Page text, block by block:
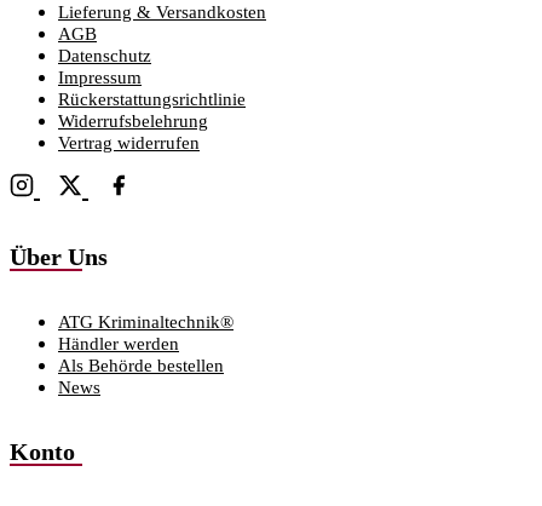
Lieferung & Versandkosten
AGB
Datenschutz
Impressum
Rückerstattungsrichtlinie
Widerrufsbelehrung
Vertrag widerrufen
Über Uns
ATG Kriminaltechnik®
Händler werden
Als Behörde bestellen
News
Konto